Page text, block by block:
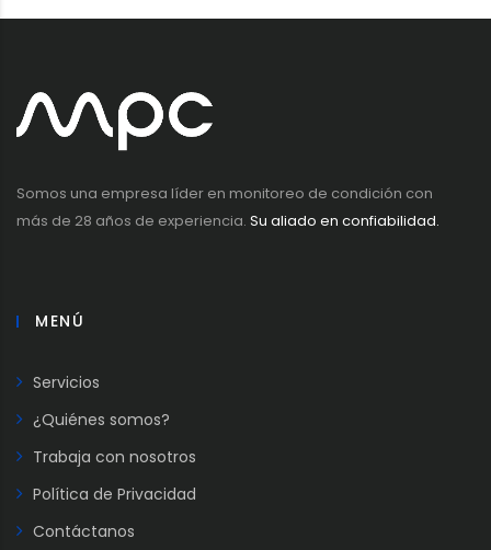
Somos una empresa líder en monitoreo de condición con
más de 28 años de experiencia. Su aliado en confiabilidad.
MENÚ
Servicios
¿Quiénes somos?
Trabaja con nosotros
Política de Privacidad
Contáctanos